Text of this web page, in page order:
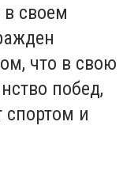
в своем
что в свою
побед,
и